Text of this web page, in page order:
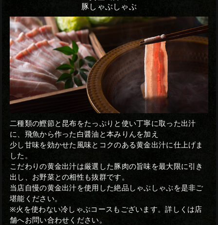
豚しゃぶしゃぶ
二種類の鰹節と昆布をたっぷりと使い丁寧に取った出汁
に、飛魚から作った白醤油と本みりんを加え
少し甘味を効かせた風味とコクのある黄金出汁に仕上げま
した。
こだわりの黄金出汁は厳選した豚肉の旨味を最大限に引き
出し、お野菜との相性も抜群です。
当店自慢の黄金出汁を使用した絶品しゃぶしゃぶを是非ご
堪能ください。
※火を使わない冷しゃぶコースもございます。詳しくは店
舗へお問い合わせください。